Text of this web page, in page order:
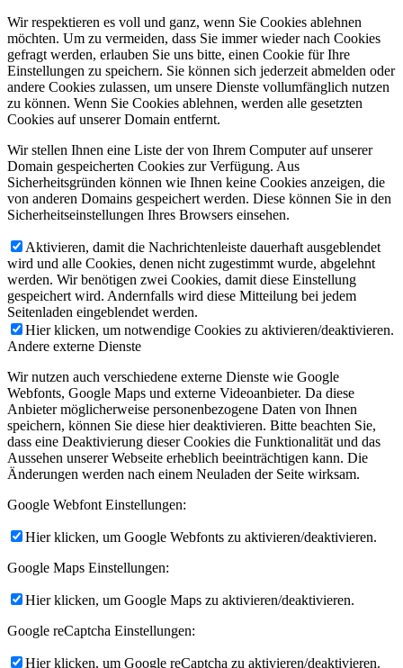
Wir respektieren es voll und ganz, wenn Sie Cookies ablehnen
möchten. Um zu vermeiden, dass Sie immer wieder nach Cookies
gefragt werden, erlauben Sie uns bitte, einen Cookie für Ihre
Einstellungen zu speichern. Sie können sich jederzeit abmelden oder
andere Cookies zulassen, um unsere Dienste vollumfänglich nutzen
zu können. Wenn Sie Cookies ablehnen, werden alle gesetzten
Cookies auf unserer Domain entfernt.
Wir stellen Ihnen eine Liste der von Ihrem Computer auf unserer
Domain gespeicherten Cookies zur Verfügung. Aus
Sicherheitsgründen können wie Ihnen keine Cookies anzeigen, die
von anderen Domains gespeichert werden. Diese können Sie in den
Sicherheitseinstellungen Ihres Browsers einsehen.
Aktivieren, damit die Nachrichtenleiste dauerhaft ausgeblendet
wird und alle Cookies, denen nicht zugestimmt wurde, abgelehnt
werden. Wir benötigen zwei Cookies, damit diese Einstellung
gespeichert wird. Andernfalls wird diese Mitteilung bei jedem
Seitenladen eingeblendet werden.
Hier klicken, um notwendige Cookies zu aktivieren/deaktivieren.
Andere externe Dienste
Wir nutzen auch verschiedene externe Dienste wie Google
Webfonts, Google Maps und externe Videoanbieter. Da diese
Anbieter möglicherweise personenbezogene Daten von Ihnen
speichern, können Sie diese hier deaktivieren. Bitte beachten Sie,
dass eine Deaktivierung dieser Cookies die Funktionalität und das
Aussehen unserer Webseite erheblich beeinträchtigen kann. Die
Änderungen werden nach einem Neuladen der Seite wirksam.
Google Webfont Einstellungen:
Hier klicken, um Google Webfonts zu aktivieren/deaktivieren.
Google Maps Einstellungen:
Hier klicken, um Google Maps zu aktivieren/deaktivieren.
Google reCaptcha Einstellungen:
Hier klicken, um Google reCaptcha zu aktivieren/deaktivieren.